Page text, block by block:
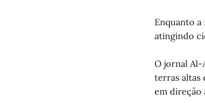
Enquanto
atingindo
O jornal Al-
terras altas
em direção